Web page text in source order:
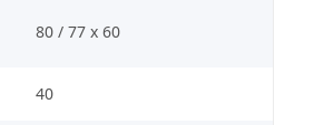
80 / 77 x 60
40